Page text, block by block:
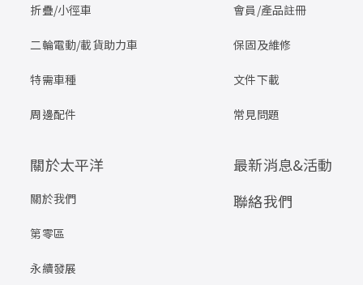
折疊/小徑車
二輪電動/載貨助力車
特需車種
周邊配件
會員/產品註冊
保固及維修
文件下載
常見問題
關於太平洋
關於我們
第零區
永續發展
最新消息&活動
聯絡我們